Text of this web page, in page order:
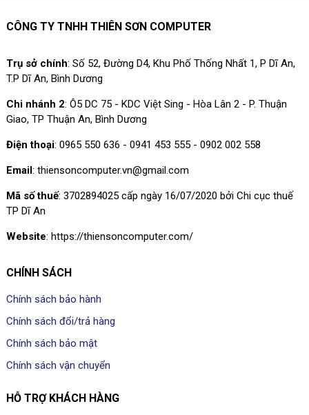
CÔNG TY TNHH THIÊN SƠN COMPUTER
Trụ sở chính: Số 52, Đường D4, Khu Phố Thống Nhất 1, P Dĩ An,
T.P Dĩ An, Bình Dương
Chi nhánh 2: Ô5 DC 75 - KDC Việt Sing - Hòa Lân 2 - P. Thuận
Giao, TP Thuận An, Bình Dương
Điện thoại: 0965 550 636 - 0941 453 555 - 0902 002 558
Email: thiensoncomputer.vn@gmail.com
Mã số thuế: 3702894025 cấp ngày 16/07/2020 bởi Chi cục thuế
TP Dĩ An
Website: https://thiensoncomputer.com/
CHÍNH SÁCH
Chính sách bảo hành
Chính sách đổi/trả hàng
Chính sách bảo mật
Chính sách vận chuyển
HỖ TRỢ KHÁCH HÀNG